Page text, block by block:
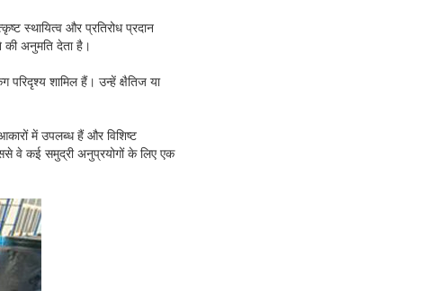
स्थायित्व और प्रतिरोध प्रदान
अनुमति देता है।
शामिल हैं। उन्हें क्षैतिज या
में उपलब्ध हैं और विशिष्ट
वे कई समुद्री अनुप्रयोगों के लिए एक